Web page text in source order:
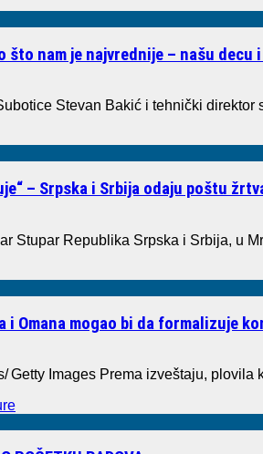
što nam je najvrednije – našu
Stevan Bakić i tehnički direktor
– Srpska i Srbija odaju poštu
Stupar Republika Srpska i Srbija, u
i Omana mogao bi da formalizuje
Getty Images Prema izveštaju,